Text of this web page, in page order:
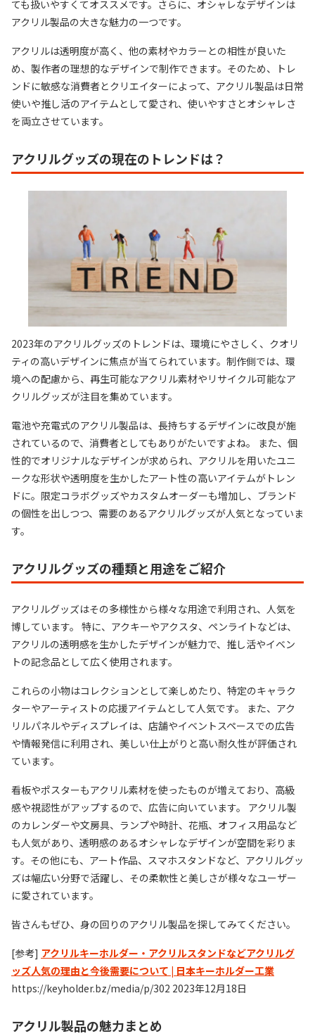
ても扱いやすくてオススメです。さらに、オシャレなデザインは
アクリル製品の大きな魅力の一つです。
アクリルは透明度が高く、他の素材やカラーとの相性が良いた
め、製作者の理想的なデザインで制作できます。そのため、トレ
ンドに敏感な消費者とクリエイターによって、アクリル製品は日常
使いや推し活のアイテムとして愛され、使いやすさとオシャレさ
を両立させています。
アクリルグッズの現在のトレンドは？
2023年のアクリルグッズのトレンドは、環境にやさしく、クオリ
ティの高いデザインに焦点が当てられています。制作側では、環
境への配慮から、再生可能なアクリル素材やリサイクル可能なア
クリルグッズが注目を集めています。
電池や充電式のアクリル製品は、長持ちするデザインに改良が施
されているので、消費者としてもありがたいですよね。 また、個
性的でオリジナルなデザインが求められ、アクリルを用いたユニ
ークな形状や透明度を生かしたアート性の高いアイテムがトレン
ドに。限定コラボグッズやカスタムオーダーも増加し、ブランド
の個性を出しつつ、需要のあるアクリルグッズが人気となっていま
す。
アクリルグッズの種類と用途をご紹介
アクリルグッズはその多様性から様々な用途で利用され、人気を
博しています。 特に、アクキーやアクスタ、ペンライトなどは、
アクリルの透明感を生かしたデザインが魅力で、推し活やイベン
トの記念品として広く使用されます。
これらの小物はコレクションとして楽しめたり、特定のキャラク
ターやアーティストの応援アイテムとして人気です。 また、アク
リルパネルやディスプレイは、店舗やイベントスペースでの広告
や情報発信に利用され、美しい仕上がりと高い耐久性が評価され
ています。
看板やポスターもアクリル素材を使ったものが増えており、高級
感や視認性がアップするので、広告に向いています。 アクリル製
のカレンダーや文房具、ランプや時計、花瓶、オフィス用品など
も人気があり、透明感のあるオシャレなデザインが空間を彩りま
す。その他にも、アート作品、スマホスタンドなど、アクリルグッ
ズは幅広い分野で活躍し、その柔軟性と美しさが様々なユーザー
に愛されています。
皆さんもぜひ、身の回りのアクリル製品を探してみてください。
[参考] アクリルキーホルダー・アクリルスタンドなどアクリルグ
ッズ人気の理由と今後需要について | 日本キーホルダー工業
https://keyholder.bz/media/p/302 2023年12月18日
アクリル製品の魅力まとめ